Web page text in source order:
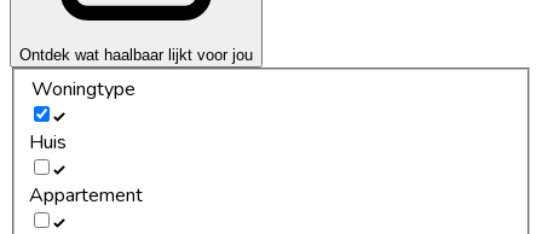
Ontdek wat haalbaar lijkt voor jou
Woningtype
Huis
Appartement